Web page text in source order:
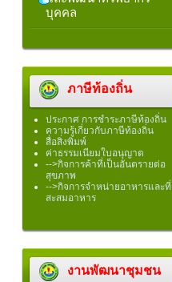
บุคคล
ภาษีท้องถิ่น
ประกาศ การชำระภาษีท้องถิ่น
ความรู้เกี่ยวกับภาษีท้องถิ่น
สื่อสิ่งพิมพ์
ค่าธรรมเนียมใบอนุญาต
-->กิจการค้าที่เป็นอันตรายต่อ
สุขภาพ
-->กิจการจำหน่ายอาหารและที่
สะสมอาหาร
งานพัฒนาชุมชน